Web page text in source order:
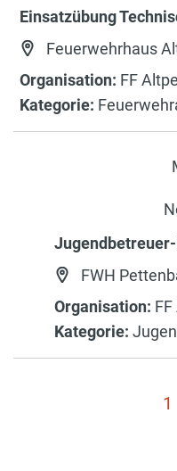
Einsatzübung
Feuerwehrhaus
Organisation: FF
Kategorie:
FWH
Organisation:
Kategorie:
1